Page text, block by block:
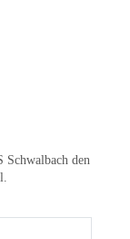
Schwalbach den